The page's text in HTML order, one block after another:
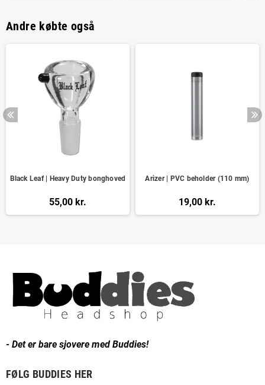
Andre købte også
Black Leaf | Heavy Duty bonghoved
55,00 kr.
Arizer | PVC beholder (110 mm)
19,00 kr.
- Det er bare sjovere med Buddies!
FØLG BUDDIES HER